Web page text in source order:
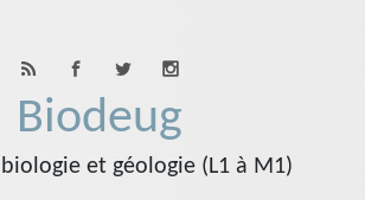
Biodeug
et géologie (L1 à M1)